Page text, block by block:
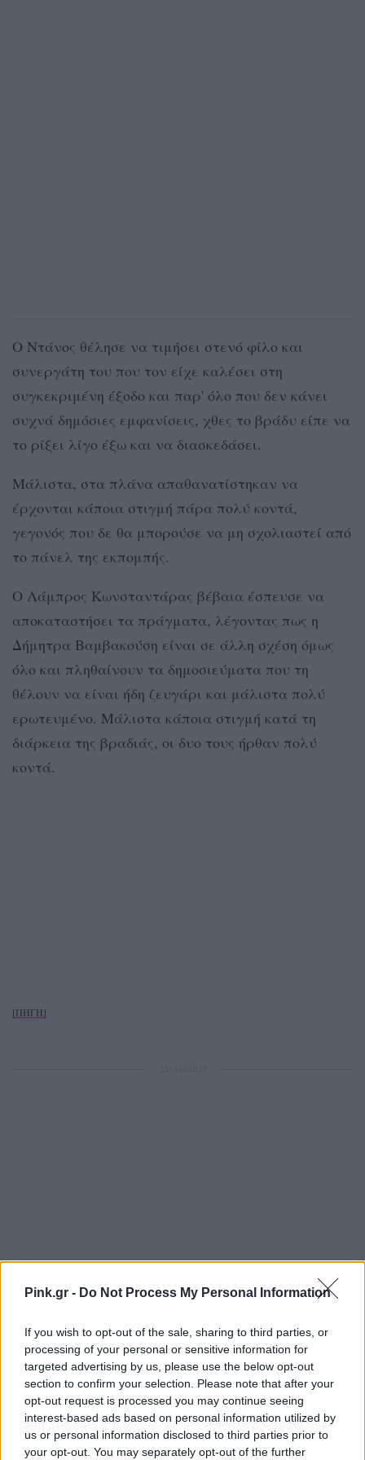
Pink.gr - Do Not Process My Personal Information
If you wish to opt-out of the sale, sharing to third parties, or
processing of your personal or sensitive information for
targeted advertising by us, please use the below opt-out
section to confirm your selection. Please note that after your
opt-out request is processed you may continue seeing
interest-based ads based on personal information utilized by
us or personal information disclosed to third parties prior to
your opt-out. You may separately opt-out of the further
Ο Ντάνος θέλησε να τιμήσει στενό φίλο και
συνεργάτη του που τον είχε καλέσει στη
συγκεκριμένη έξοδο και παρ' όλο που δεν κάνει
συχνά δημόσιες εμφανίσεις, χθες το βράδυ είπε να
το ρίξει λίγο έξω και να διασκεδάσει.
Μάλιστα, στα πλάνα απαθανατίστηκαν να
έρχονται κάποια στιγμή πάρα πολύ κοντά,
γεγονός που δε θα μπορούσε να μη σχολιαστεί από
το πάνελ της εκπομπής.
Ο Λάμπρος Κωνσταντάρας βέβαια έσπευσε να
αποκαταστήσει τα πράγματα, λέγοντας πως η
Δήμητρα Βαμβακούση είναι σε άλλη σχέση όμως
όλο και πληθαίνουν τα δημοσιεύματα που τη
θέλουν να είναι ήδη ζευγάρι και μάλιστα πολύ
ερωτευμένο. Μάλιστα κάποια στιγμή κατά τη
διάρκεια της βραδιάς, οι δυο τους ήρθαν πολύ
κοντά.
[ΠΗΓΗ]